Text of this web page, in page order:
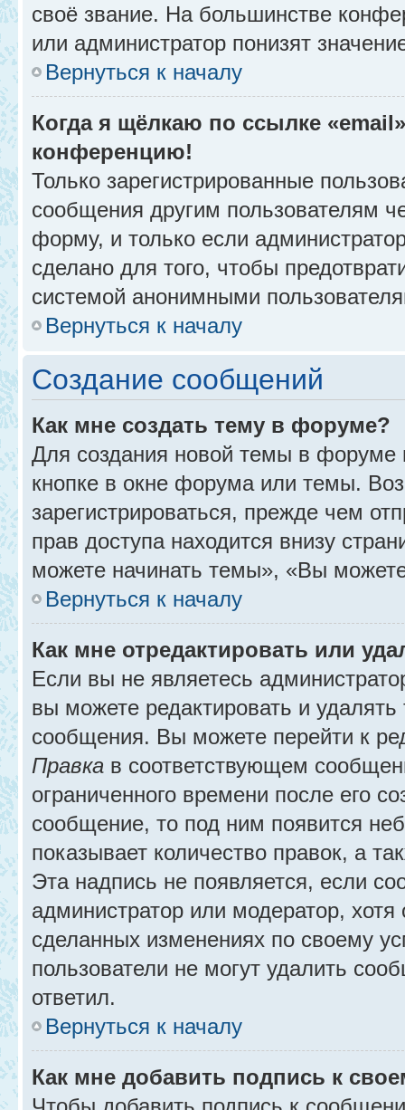
своё звание. На большинстве
или администратор понизят
Вернуться к началу
Когда я щёлкаю по ссылке
конференцию!
Только зарегистрированные
сообщения другим пользователям
форму, и только если
сделано для того, чтобы
системой анонимными
Вернуться к началу
Создание сообщений
Как мне создать тему в форуме?
Для создания новой темы в форуме
кнопке в окне форума или темы.
зарегистрироваться, прежде чем
прав доступа находится внизу
можете начинать темы», «Вы
Вернуться к началу
Как мне отредактировать или
Если вы не являетесь
вы можете редактировать и
сообщения. Вы можете перейти к
Правка в соответствующем
ограниченного времени после его
сообщение, то под ним появится
показывает количество правок, а
Эта надпись не появляется, если
администратор или модератор,
сделанных изменениях по своему
пользователи не могут удалить
ответил.
Вернуться к началу
Как мне добавить подпись к